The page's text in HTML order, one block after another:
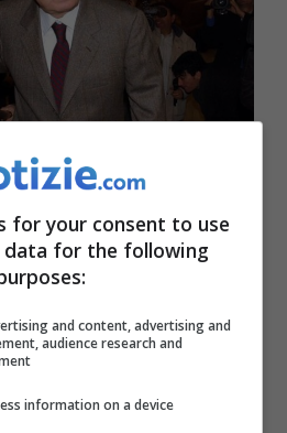
Mita e il bipolarismo raccontato
intervista ha
rapporto di De Mita con
lo amava perché non
partiti in cui era
avevamo la
for your consent to use
data for the following
and content, advertising and
audience research and
information on a device